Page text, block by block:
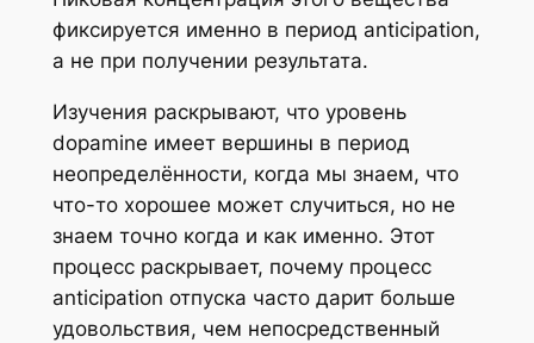
фиксируется именно в период anticipation,
а не при получении результата.
Изучения раскрывают, что уровень
dopamine имеет вершины в период
неопределённости, когда мы знаем, что
что-то хорошее может случиться, но не
знаем точно когда и как именно. Этот
процесс раскрывает, почему процесс
anticipation отпуска часто дарит больше
удовольствия, чем непосредственный